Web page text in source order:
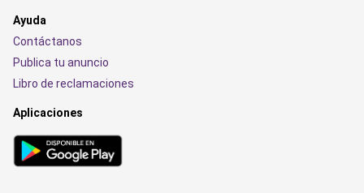
Ayuda
Contáctanos
Publica tu anuncio
Libro de reclamaciones
Aplicaciones